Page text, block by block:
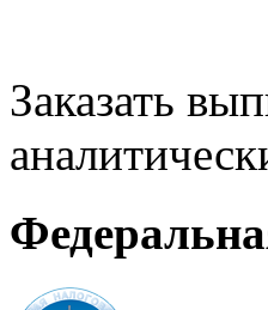
Заказать